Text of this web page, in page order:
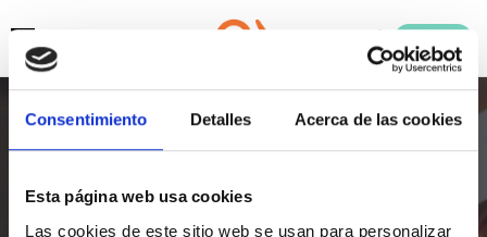
Consentimiento Detalles Acerca de las cookies
Esta página web usa cookies
Las cookies de este sitio web se usan para personalizar
Sube el IVA en los
alimentos básicos
El IVA de productos básicos como pan,